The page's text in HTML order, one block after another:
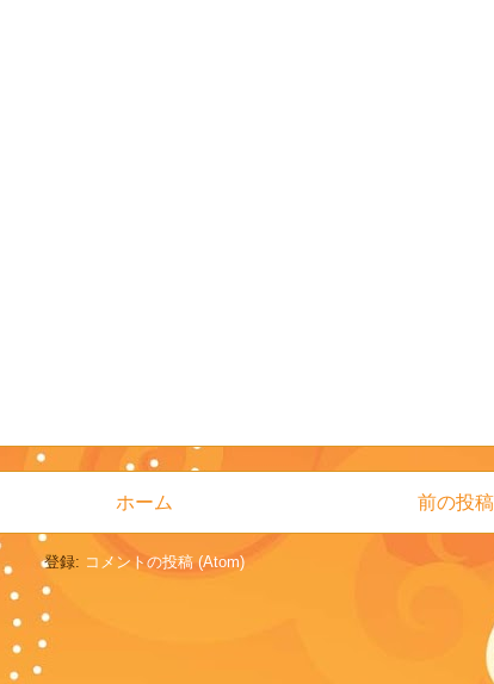
前の投稿
ホーム
登録: コメントの投稿 (Atom)